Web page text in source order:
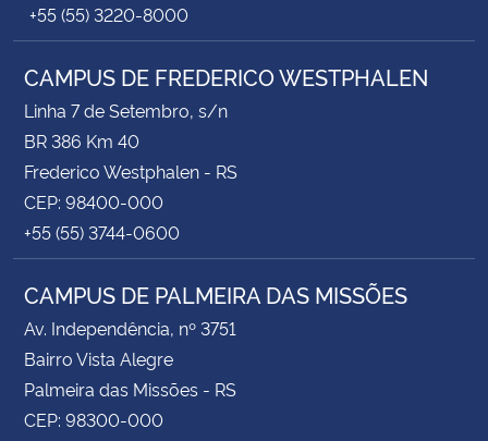
+55 (55) 3220-8000
CAMPUS DE FREDERICO WESTPHALEN
Linha 7 de Setembro, s/n
BR 386 Km 40
Frederico Westphalen - RS
CEP: 98400-000
+55 (55) 3744-0600
CAMPUS DE PALMEIRA DAS MISSÕES
Av. Independência, nº 3751
Bairro Vista Alegre
Palmeira das Missões - RS
CEP: 98300-000